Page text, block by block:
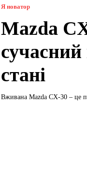
Я новатор
Mazda
стані
Вживана Mazda CX-30 – це